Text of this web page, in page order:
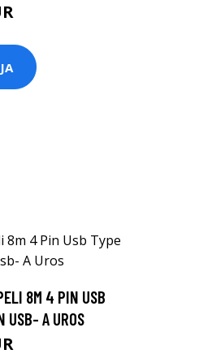
8M 4 PIN USB
USB- A UROS